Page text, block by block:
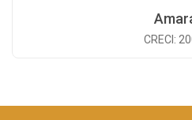
CRECI: